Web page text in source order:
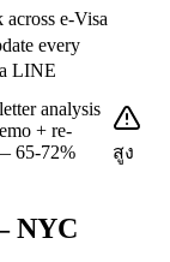
across e-Visa
every
LINE
analysis
+ re-
65-72%
สูง
NYC